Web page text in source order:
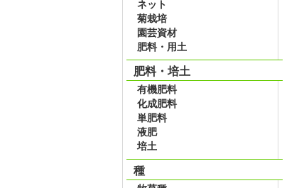
ネット
菊栽培
園芸資材
肥料・用土
肥料・培土
有機肥料
化成肥料
単肥料
液肥
培土
種